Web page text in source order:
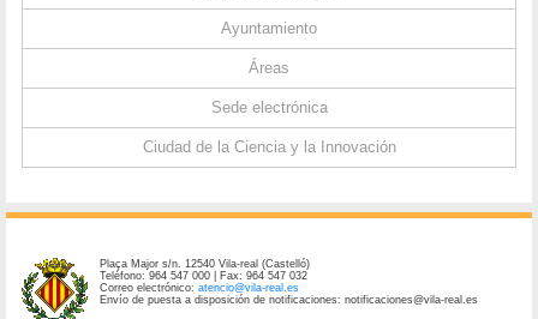
Ayuntamiento
Áreas
Sede electrónica
Ciudad de la Ciencia y la Innovación
Plaça Major s/n. 12540 Vila-real (Castelló)
Teléfono: 964 547 000 | Fax: 964 547 032
Correo electrónico:atencio@vila-real.es
Envío de puesta a disposición de notificaciones: notificaciones@vila-real.es